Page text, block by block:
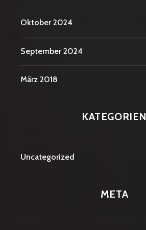
Oktober 2024
September 2024
März 2018
KATEGORIEN
Uncategorized
META